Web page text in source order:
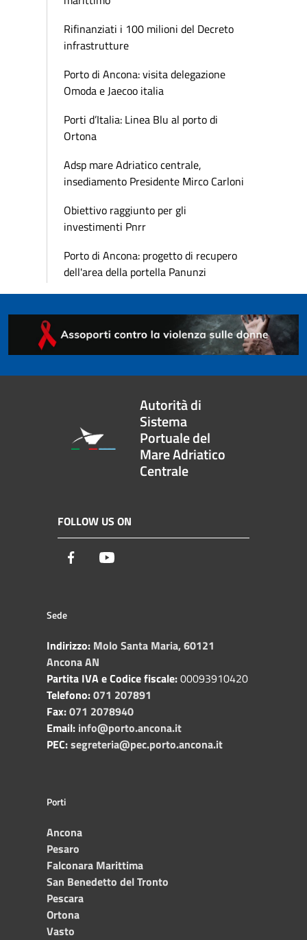
Rifinanziati i 100 milioni del Decreto
infrastrutture
Porto di Ancona: visita delegazione
Omoda e Jaecoo italia
Porti d’Italia: Linea Blu al porto di
Ortona
Adsp mare Adriatico centrale,
insediamento Presidente Mirco Carloni
Obiettivo raggiunto per gli
investimenti Pnrr
Porto di Ancona: progetto di recupero
dell'area della portella Panunzi
Autorità di
Sistema
Portuale del
Mare Adriatico
Centrale
FOLLOW US ON
Facebook
Sede
Indirizzo: Molo Santa Maria, 60121
Ancona AN
Partita IVA e Codice fiscale:00093910420
Telefono:071 207891
Fax:071 2078940
Email: info@porto.ancona.it
PEC:segreteria@pec.porto.ancona.it
Porti
Ancona
Pesaro
Falconara Marittima
San Benedetto del Tronto
Pescara
Ortona
Vasto